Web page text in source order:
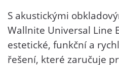
S akustickými
Wallnite Universal Line
estetické, funkční a
řešení, které zaručuje